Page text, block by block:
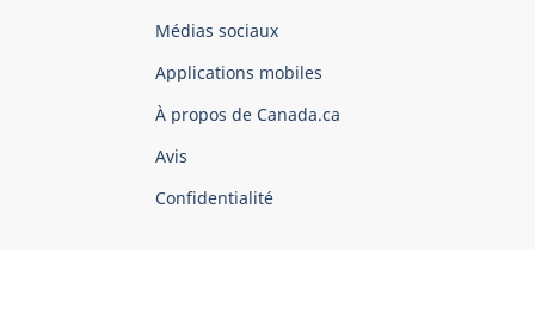
Organisation
gouvernement
du
Canada
Médias sociaux
Applications mobiles
À propos de Canada.ca
Avis
Confidentialité